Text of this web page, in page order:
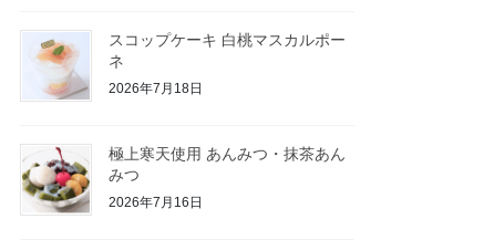
スコップケーキ 白桃マスカルポー
ネ
2026年7月18日
極上寒天使用 あんみつ・抹茶あん
みつ
2026年7月16日